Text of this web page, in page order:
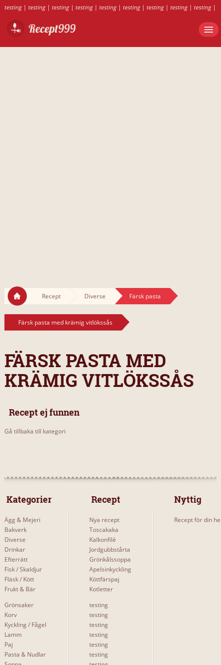
testing| testing| testing| testing| testing| testing| testing| testing| testing|
testing| testing testing | testing|
|
Recept Diverse Färsk pasta
Färsk pasta med krämig vitlökssås
FÄRSK PASTA MED
KRÄMIG VITLÖKSSÅS
Recept ej funnen
Gå tillbaka till kategori
Kategorier
Ägg & Mejeri
Bakverk
Diverse
Drinkar
Efterrätt
Fisk / Skaldjur
Fläsk / Kött
Frukt & Bär
Grönsaker
Korv
Kyckling / Fågel
Lamm
Paj
Pasta & Nudlar
Recept
Nya recept
Toscakaka
Kalkonfilé
Jordgubbstårta
Grönkålssoppa
Apelsinkyckling
Köttfärspaj
Kotletter
testing
testing
testing
testing
testing
testing
Nyttig
Recept för din